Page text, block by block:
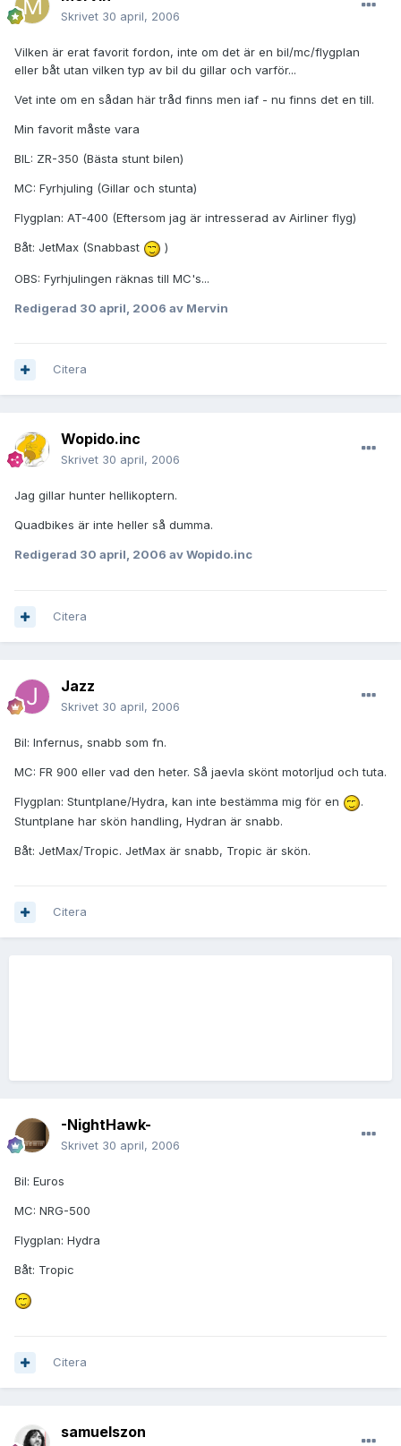
Skrivet 30 april, 2006
Vilken är erat favorit fordon, inte om det är en bil/mc/flygplan
eller båt utan vilken typ av bil du gillar och varför...
Vet inte om en sådan här tråd finns men iaf - nu finns det en till.
Min favorit måste vara
BIL: ZR-350 (Bästa stunt bilen)
MC: Fyrhjuling (Gillar och stunta)
Flygplan: AT-400 (Eftersom jag är intresserad av Airliner flyg)
Båt: JetMax (Snabbast )
OBS: Fyrhjulingen räknas till MC's...
Redigerad 30 april, 2006 av Mervin
Citera
Wopido.inc
Skrivet 30 april, 2006
Jag gillar hunter hellikoptern.
Quadbikes är inte heller så dumma.
Redigerad 30 april, 2006 av Wopido.inc
Citera
Jazz
Skrivet 30 april, 2006
Bil: Infernus, snabb som fn.
MC: FR 900 eller vad den heter. Så jaevla skönt motorljud och tuta.
Flygplan: Stuntplane/Hydra, kan inte bestämma mig för en
.
Stuntplane har skön handling, Hydran är snabb.
Båt: JetMax/Tropic. JetMax är snabb, Tropic är skön.
Citera
-NightHawk-
Skrivet 30 april, 2006
Bil: Euros
MC: NRG-500
Flygplan: Hydra
Båt: Tropic
Citera
samuelszon